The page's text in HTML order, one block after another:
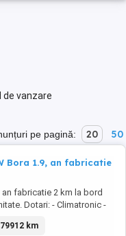
vanzare
pe pagină: 20 50
Bora 1.9, an fabricatie
an fabricatie 2 km la bord
Dotari: - Climatronic -
- Anvelope de vara Pret:
km